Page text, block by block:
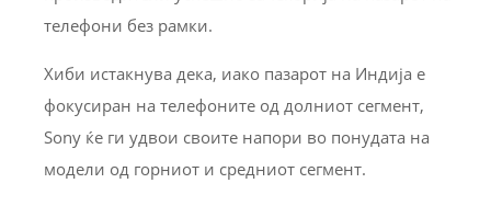
телефони без рамки.
Хиби истакнува дека, иако пазарот на Индија е
фокусиран на телефоните од долниот сегмент,
Sony ќе ги удвои своите напори во понудата на
модели од горниот и средниот сегмент.